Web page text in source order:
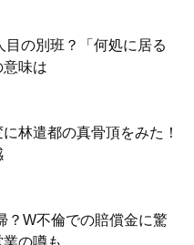
の別班？「何処に居る
味は
に林遣都の真骨頂をみた！
？W不倫での賠償金に驚
の噂も